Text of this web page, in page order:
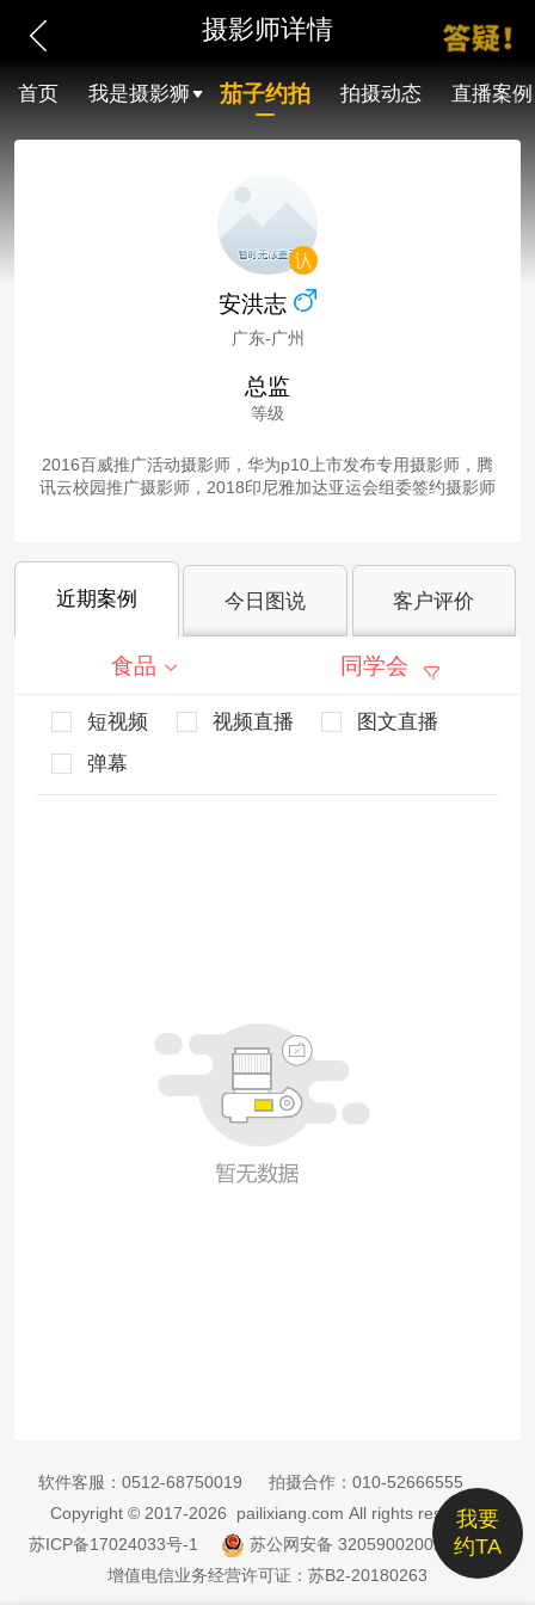
摄影师详情
首页 我是摄影狮 茄子约拍 拍摄动态 直播案例
安洪志
广东-广州
总监
等级
2016百威推广活动摄影师，华为p10上市发布专用摄影师，腾
讯云校园推广摄影师，2018印尼雅加达亚运会组委签约摄影师
近期案例 今日图说 客户评价
食品 同学会
短视频 视频直播
图文直播
弹幕
我要
约TA
软件客服： 0512-68750019 拍摄合作： 010-52666555
Copyright © 2017-2026 pailixiang.com All rights reserved
苏ICP备17024033号-1
苏公网安备 32059002002885号
增值电信业务经营许可证：苏B2-20180263